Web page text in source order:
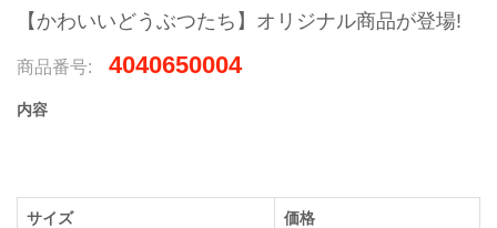
【かわいいどうぶつたち】オリジナル商品が登場!
商品番号: 4040650004
内容
サイズ 価格